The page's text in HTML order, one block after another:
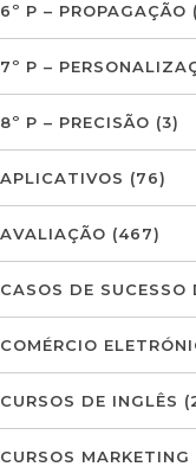
6º P – PROPAGAÇÃO
7º P –
8º P – PRECISÃO (3)
APLICATIVOS (76)
AVALIAÇÃO (467)
CASOS DE
COMÉRCIO
CURSOS DE INGLÊS
CURSOS